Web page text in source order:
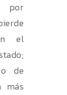
por
el
de
más